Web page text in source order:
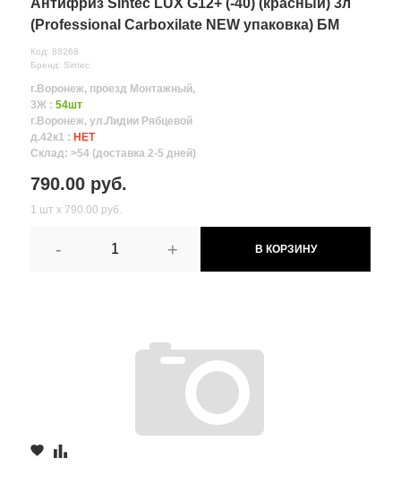
Антифриз Sintec LUX G12+ (-40) (красный) 3л
(Professional Carboxilate NEW упаковка) БМ
Код: 88268
Бренд: Sintec
г.Воронеж, проезд Монтажный,
3Ж : 54шт
г.Воронеж, ул.Лидии Рябцевой
д.42к1 : НЕТ
Склад: >54 (доставка 2-5 дней)
790.00 руб.
1 шт х 790.00 руб.
- + В КОРЗИНУ